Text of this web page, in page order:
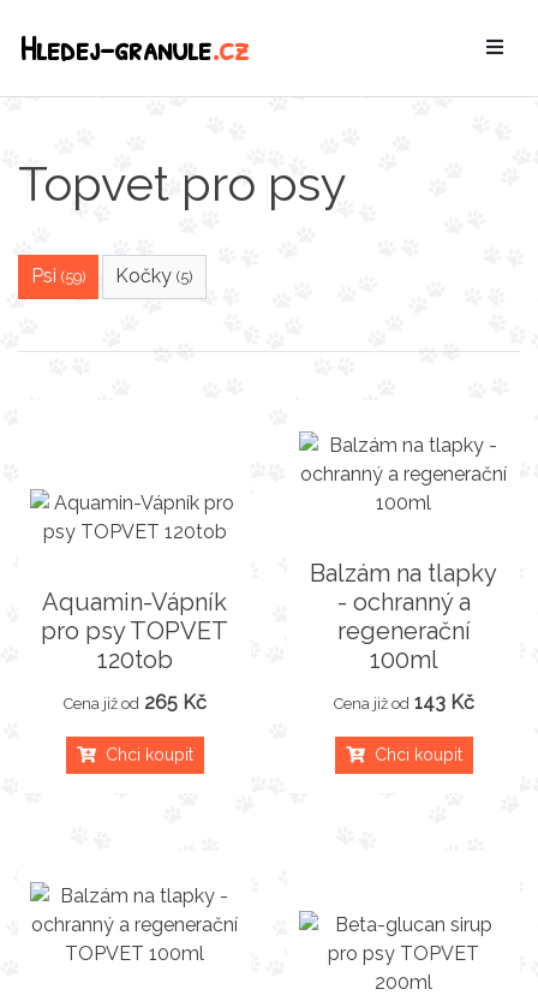
Hledej-granule.cz
Topvet pro psy
Psi (59) Kočky (5)
Aquamin-Vápník
pro psy TOPVET
120tob
Cena již od 265 Kč
Chci koupit
Balzám na tlapky
- ochranný a
regenerační
100ml
Cena již od 143 Kč
Chci koupit